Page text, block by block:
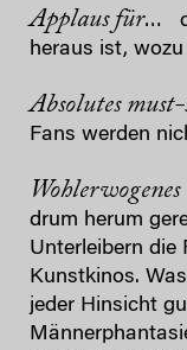
Applaus für…
heraus ist,
Absolutes
Fans werden
drum herum
Unterleibern die
Kunstkinos.
jeder Hinsicht